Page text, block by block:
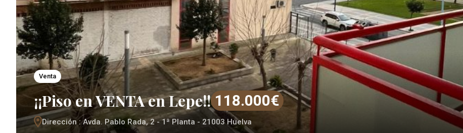
Venta
¡¡Piso en VENTA en Lepe!! 118.000€
Dirección : Avda. Pablo Rada, 2 - 1ª Planta - 21003 Huelva